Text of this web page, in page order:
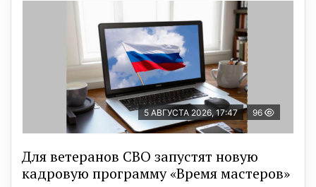
5 АВГУСТА 2026, 17:47 96
Для ветеранов СВО запустят новую
кадровую программу «Время мастеров»